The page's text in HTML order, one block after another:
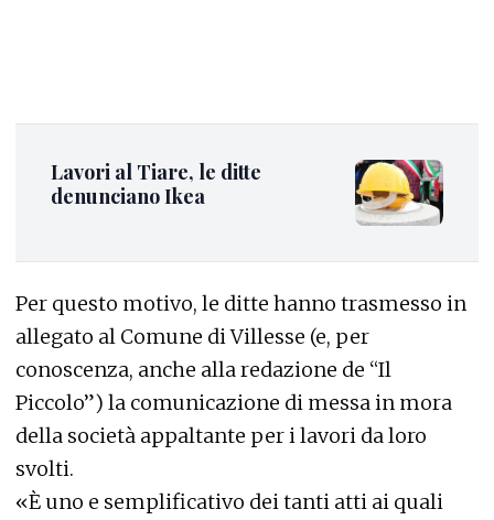
Lavori al Tiare, le ditte
denunciano Ikea
Per questo motivo, le ditte hanno trasmesso in
allegato al Comune di Villesse (e, per
conoscenza, anche alla redazione de “Il
Piccolo”) la comunicazione di messa in mora
della società appaltante per i lavori da loro
svolti.
«È uno e semplificativo dei tanti atti ai quali